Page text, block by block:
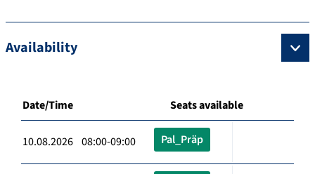
Availability
Date/Time Seats available
10.08.2026 08:00-09:00 Pal_Präp